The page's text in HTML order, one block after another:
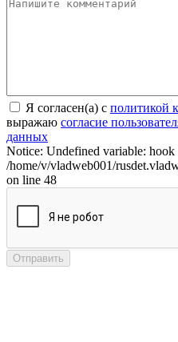
Я согласен(а) с политикой
выражаю согласие
данных
Notice: Undefined variable: hook
/home/v/vladweb001/
on line 48
Отправить